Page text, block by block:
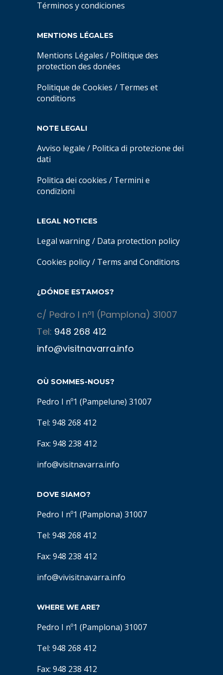
Términos y condiciones
MENTIONS LÉGALES
Mentions Légales / Politique des
protection des donées
Politique de Cookies / Termes et
conditions
NOTE LEGALI
Avviso legale / Politica di protezione dei
dati
Politica dei cookies / Termini e
condizioni
LEGAL NOTICES
Legal warning/ Data protection policy
Cookies policy/ Terms and Conditions
¿DÓNDE ESTAMOS?
c/ Pedro I nº1 (Pamplona) 31007
Tel: 948 268 412
info@visitnavarra.info
OÙ SOMMES-NOUS?
Pedro I nº1 (Pampelune) 31007
Tel: 948 268 412
Fax: 948 238 412
info@visitnavarra.info
DOVE SIAMO?
Pedro I nº1 (Pamplona) 31007
Tel: 948 268 412
Fax: 948 238 412
info@vivisitnavarra.info
WHERE WE ARE?
Pedro I nº1 (Pamplona) 31007
Tel: 948 268 412
Fax: 948 238 412